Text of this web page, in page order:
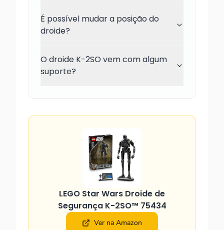
É possível mudar a posição do
droide?
O droide K-2SO vem com algum
suporte?
LEGO Star Wars Droide de
Segurança K-2SO™ 75434
Ver na Amazon